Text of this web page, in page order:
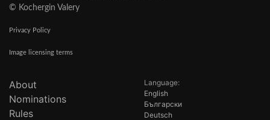
© Kochergin Valery
Privacy Policy
Image licensing terms
About
Nominations
Rules
Language:
English
Български
Deutsch